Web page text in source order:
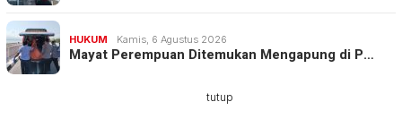
HUKUM Kamis, 6 Agustus 2026
Mayat Perempuan Ditemukan Mengapung di P…
tutup